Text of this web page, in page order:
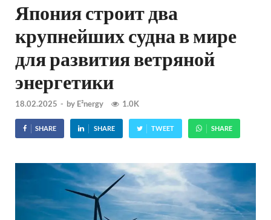
Япония строит два
крупнейших судна в мире
для развития ветряной
энергетики
18.02.2025 - by E²nergy 1.0K
SHARE SHARE TWEET SHARE